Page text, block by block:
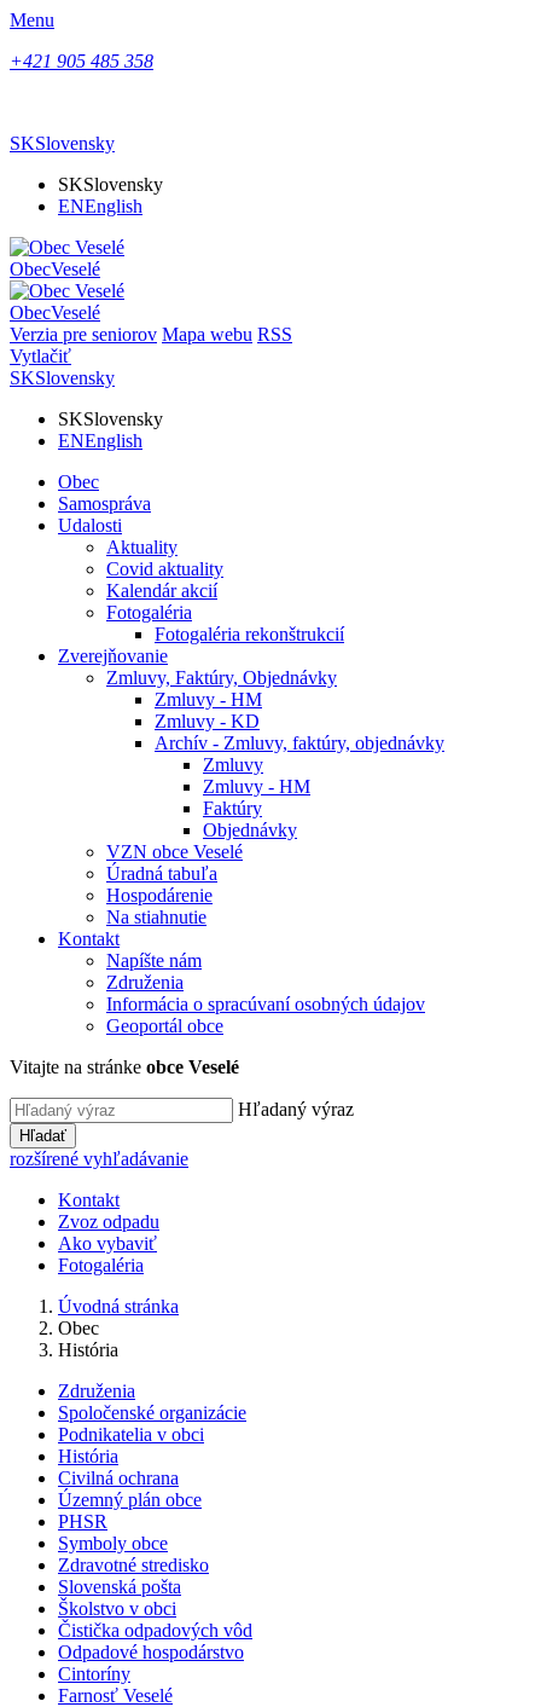
Menu
+421 905 485 358
SKSlovensky
SKSlovensky
ENEnglish
ObecVeselé
ObecVeselé
Verzia pre seniorov Mapa webu RSS
Vytlačiť
SKSlovensky
SKSlovensky
ENEnglish
Obec
Samospráva
Udalosti
Aktuality
Covid aktuality
Kalendár akcií
Fotogaléria
Fotogaléria rekonštrukcií
Zverejňovanie
Zmluvy, Faktúry, Objednávky
Zmluvy - HM
Zmluvy - KD
Archív - Zmluvy, faktúry, objednávky
Zmluvy
Zmluvy - HM
Faktúry
Objednávky
VZN obce Veselé
Úradná tabuľa
Hospodárenie
Na stiahnutie
Kontakt
Napíšte nám
Združenia
Informácia o spracúvaní osobných údajov
Geoportál obce
Vitajte na stránke obce Veselé
Hľadaný výraz
Hľadať
rozšírené vyhľadávanie
Kontakt
Zvoz odpadu
Ako vybaviť
Fotogaléria
Úvodná stránka
Obec
História
Združenia
Spoločenské organizácie
Podnikatelia v obci
História
Civilná ochrana
Územný plán obce
PHSR
Symboly obce
Zdravotné stredisko
Slovenská pošta
Školstvo v obci
Čistička odpadových vôd
Odpadové hospodárstvo
Cintoríny
Farnosť Veselé